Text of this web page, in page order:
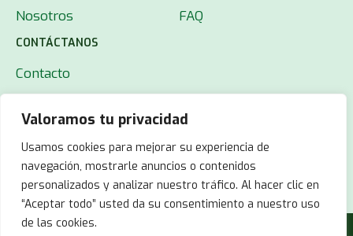
Valoramos tu privacidad
Usamos cookies para mejorar su experiencia de
navegación, mostrarle anuncios o contenidos
personalizados y analizar nuestro tráfico. Al hacer clic en
“Aceptar todo” usted da su consentimiento a nuestro uso
de las cookies.
Nosotros
FAQ
CONTÁCTANOS
Contacto